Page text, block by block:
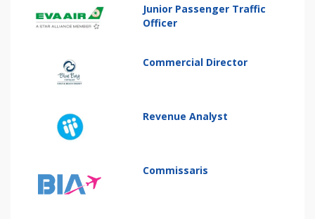
Junior Passenger Traffic
Officer
Commercial Director
Revenue Analyst
Commissaris